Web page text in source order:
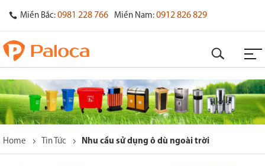
Miền Bắc: 0981 228 766 Miền Nam: 0912 826 829
Home Tin Tức Nhu cầu sử dụng ô dù ngoài trời